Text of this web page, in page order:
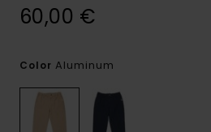
60,00 €
Color Aluminum